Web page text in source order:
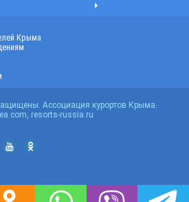
Крыма
Ассоциация курортов Крыма.
resorts-russia.ru